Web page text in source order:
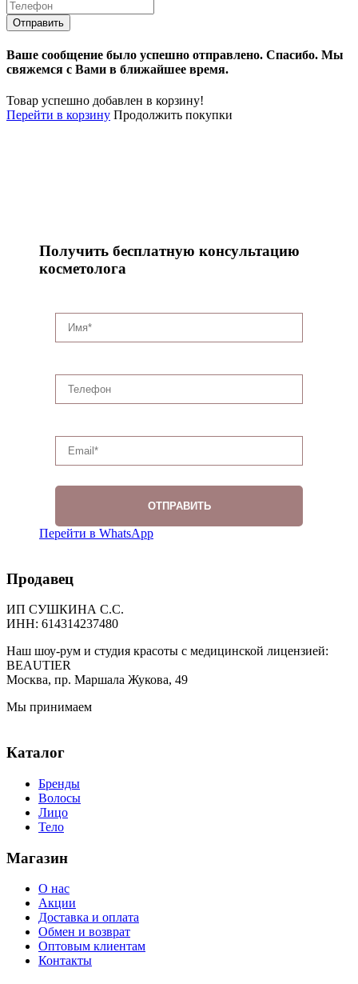
Ваше сообщение было успешно отправлено. Спасибо. Mы
свяжемся с Вами в ближайшее время.
Товар успешно добавлен в корзину!
Перейти в корзину Продолжить покупки
Получить бесплатную консультацию
косметолога
Перейти в WhatsApp
Продавец
ИП СУШКИНА С.С.
ИНН: 614314237480
Наш шоу-рум и студия красоты с медицинской лицензией:
BEAUTIER
Москва, пр. Маршала Жукова, 49
Мы принимаем
Каталог
Бренды
Волосы
Лицо
Тело
Магазин
О нас
Акции
Доставка и оплата
Обмен и возврат
Оптовым клиентам
Контакты